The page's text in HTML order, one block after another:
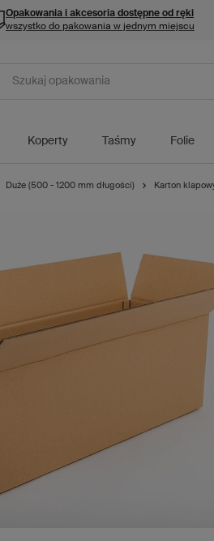
Opakowania i akcesoria dostępne od ręki
wszystko do pakowania w jednym miejscu
Koperty Taśmy Folie
Duże (500 - 1200 mm długości) Karton